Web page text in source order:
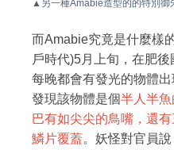
▲另一種Amabie造型的的特別御
而Amabie究竟是什麼樣
戶時代)5月上旬，在肥後
每晚都會有發光的物體
發現該物體是個半人半
巴有如尖尖的鳥嘴，還
鱗片覆蓋。妖怪對官員